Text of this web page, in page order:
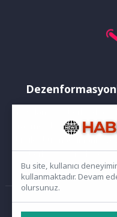
Yayınlanan haberler
rağmen bazı içeriklerde
bilgiler bulunabilir.Yanlış
haberleri aşağıdaki
Bu site, kullanıcı
kullanmaktadır. Devam
olursunuz.